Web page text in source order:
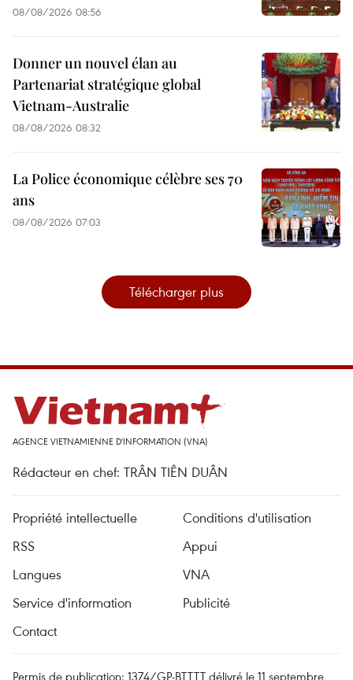
08/08/2026 08:56
Donner un nouvel élan au
Partenariat stratégique global
Vietnam-Australie
08/08/2026 08:32
La Police économique célèbre ses 70
ans
08/08/2026 07:03
Télécharger plus
AGENCE VIETNAMIENNE D'INFORMATION (VNA)
Rédacteur en chef: TRÂN TIÊN DUÂN
Propriété intellectuelle
Conditions d'utilisation
RSS
Appui
Langues
VNA
Service d'information
Publicité
Contact
Permis de publication: 1374/GP-BTTTT délivré le 11 septembre